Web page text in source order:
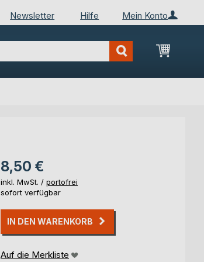
Mein Konto
Newsletter Hilfe
Mein
8,50 €
inkl. MwSt. / portofrei
sofort verfügbar
IN DEN WARENKORB
Auf die Merkliste